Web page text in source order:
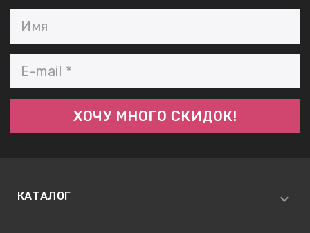
КАТАЛОГ